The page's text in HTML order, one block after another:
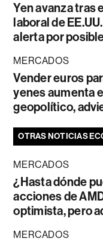
Yen avanza tras
laboral de
alerta por
MERCADOS
Vender euros
yenes aumenta
geopolítico,
OTRAS NOTICIAS
MERCADOS
¿Hasta dónde
acciones de
optimista, pero
MERCADOS